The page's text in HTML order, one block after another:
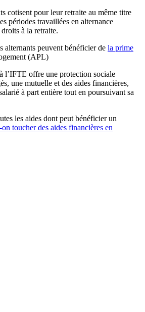
cotisent pour leur retraite au même titre
périodes travaillées en alternance
à la retraite.
peuvent bénéficier de la prime
(APL)
l’IFTE offre une protection sociale
une mutuelle et des aides financières,
à part entière tout en poursuivant sa
les aides dont peut bénéficier un
on toucher des aides financières en